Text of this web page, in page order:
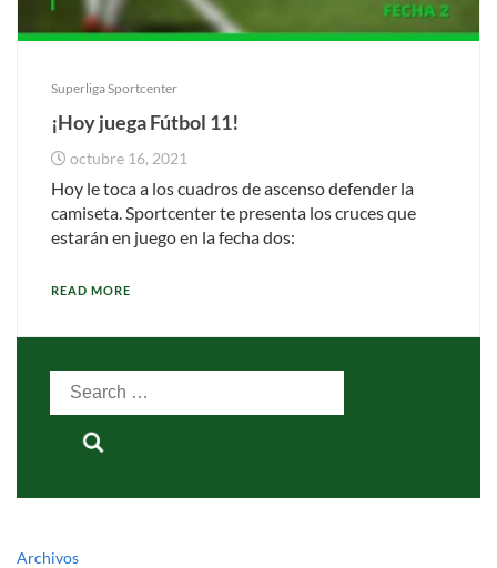
Superliga Sportcenter
¡Hoy juega Fútbol 11!
octubre 16, 2021
Hoy le toca a los cuadros de ascenso defender la
camiseta. Sportcenter te presenta los cruces que
estarán en juego en la fecha dos:
READ MORE
Search
for:
Archivos